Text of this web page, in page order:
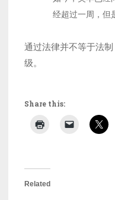
经超过一周，但
通过法律并不等于法
级。
Share this:
Related